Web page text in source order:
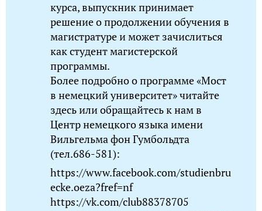
курса, выпускник принимает
решение о продолжении обучения в
магистратуре и может зачислиться
как студент магистерской
программы.
Более подробно о программе «Мост
в немецкий университет» читайте
здесь или обращайтесь к нам в
Центр немецкого языка имени
Вильгельма фон Гумбольдта
(тел.686-581):
https://www.facebook.com/studienbru
ecke.oeza?fref=nf
https://vk.com/club88378705